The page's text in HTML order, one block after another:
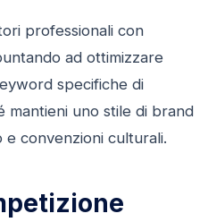
professionali con
ad ottimizzare
specifiche di
mantieni uno stile di brand
convenzioni culturali.